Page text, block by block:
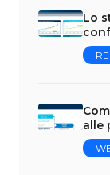
Lo
alle